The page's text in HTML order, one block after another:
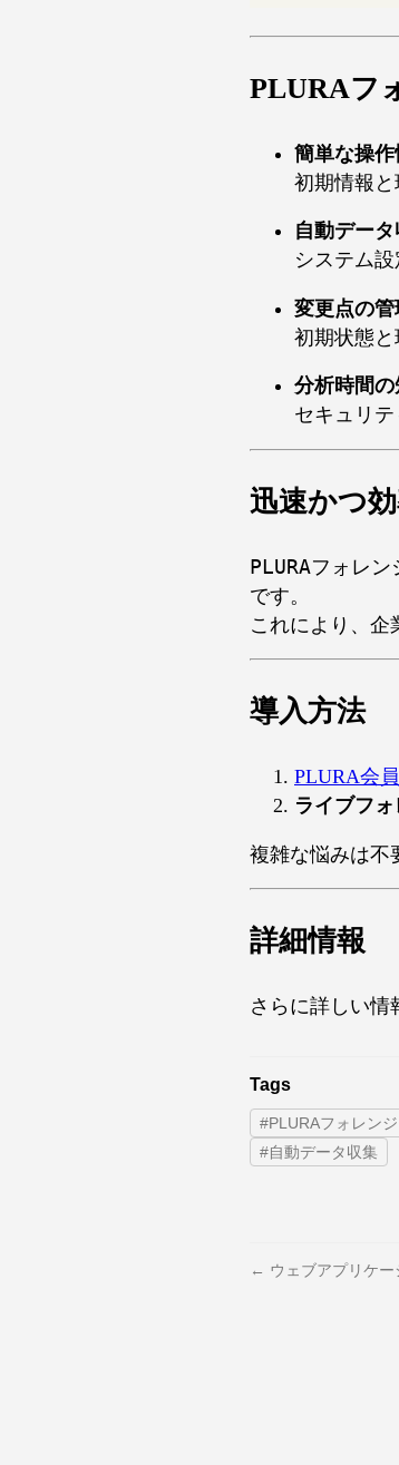
PLURAフ
簡単な操作
初期情報と
自動デー
システム設
変更点の管
初期状態と
分析時間の
セキュリ
迅速かつ
PLURAフォレン
です。
これにより、企
導入方法
PLURA会
ライブフ
複雑な悩みは不
詳細情報
さらに詳しい情
Tags
#PLURAフォレン
#自動データ収集
← ウェブアプリケー